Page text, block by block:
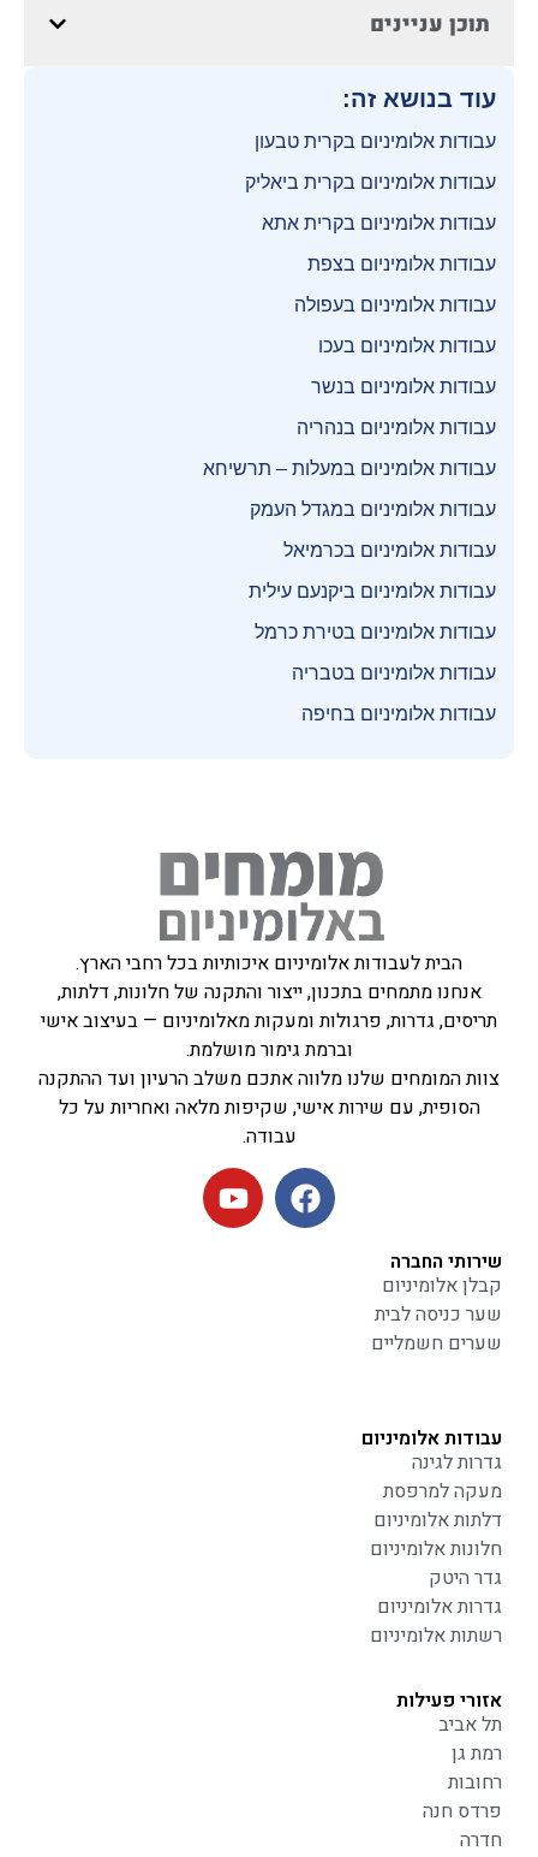
תוכן עניינים
עוד בנושא זה:
עבודות אלומיניום בקרית טבעון
עבודות אלומיניום בקרית ביאליק
עבודות אלומיניום בקרית אתא
עבודות אלומיניום בצפת
עבודות אלומיניום בעפולה
עבודות אלומיניום בעכו
עבודות אלומיניום בנשר
עבודות אלומיניום בנהריה
עבודות אלומיניום במעלות – תרשיחא
עבודות אלומיניום במגדל העמק
עבודות אלומיניום בכרמיאל
עבודות אלומיניום ביקנעם עילית
עבודות אלומיניום בטירת כרמל
עבודות אלומיניום בטבריה
עבודות אלומיניום בחיפה
הבית לעבודות אלומיניום איכותיות בכל רחבי הארץ.
אנחנו מתמחים בתכנון, ייצור והתקנה של חלונות, דלתות,
תריסים, גדרות, פרגולות ומעקות מאלומיניום — בעיצוב אישי
וברמת גימור מושלמת.
צוות המומחים שלנו מלווה אתכם משלב הרעיון ועד ההתקנה
הסופית, עם שירות אישי, שקיפות מלאה ואחריות על כל
עבודה.
שירותי החברה
קבלן אלומיניום
שער כניסה לבית
שערים חשמליים
עבודות אלומיניום
גדרות לגינה
מעקה למרפסת
דלתות אלומיניום
חלונות אלומיניום
גדר היטק
גדרות אלומיניום
רשתות אלומיניום
אזורי פעילות
תל אביב
רמת גן
רחובות
פרדס חנה
חדרה